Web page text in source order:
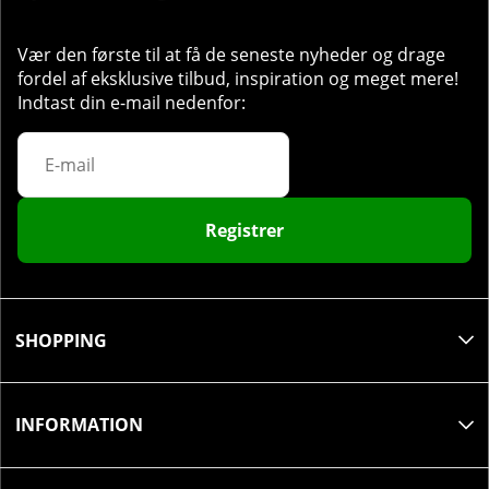
Vær den første til at få de seneste nyheder og drage
fordel af eksklusive tilbud, inspiration og meget mere!
Indtast din e-mail nedenfor:
Registrer
SHOPPING
INFORMATION